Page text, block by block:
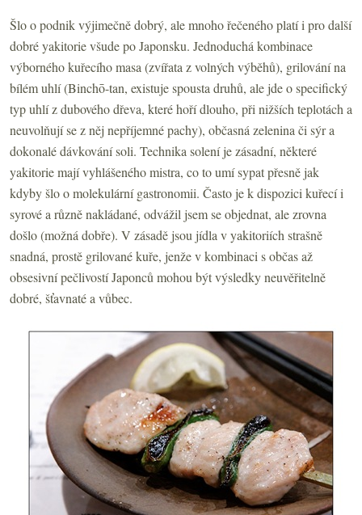
Šlo o podnik výjimečně dobrý, ale mnoho řečeného platí i pro další
dobré yakitorie všude po Japonsku. Jednoduchá kombinace
výborného kuřecího masa (zvířata z volných výběhů), grilování na
bílém uhlí (Binchō-tan, existuje spousta druhů, ale jde o specifický
typ uhlí z dubového dřeva, které hoří dlouho, při nižších teplotách a
neuvolňují se z něj nepříjemné pachy), občasná zelenina či sýr a
dokonalé dávkování soli. Technika solení je zásadní, některé
yakitorie mají vyhlášeného mistra, co to umí sypat přesně jak
kdyby šlo o molekulární gastronomii. Často je k dispozici kuřecí i
syrové a různě nakládané, odvážil jsem se objednat, ale zrovna
došlo (možná dobře). V zásadě jsou jídla v yakitoriích strašně
snadná, prostě grilované kuře, jenže v kombinaci s občas až
obsesivní pečlivostí Japonců mohou být výsledky neuvěřitelně
dobré, šťavnaté a vůbec.